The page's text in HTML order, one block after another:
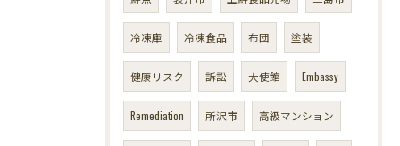
冷凍庫 冷凍食品 布団 塗装
健康リスク 訴訟 大使館 Embassy
Remediation 所沢市 高級マンション